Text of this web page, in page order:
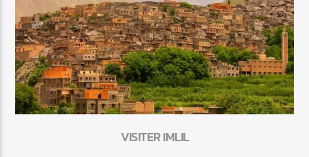
VISITER IMLIL